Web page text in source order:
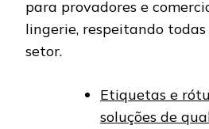
para provadores e
lingerie, respeitando todas
setor.
Etiquetas e
soluções de